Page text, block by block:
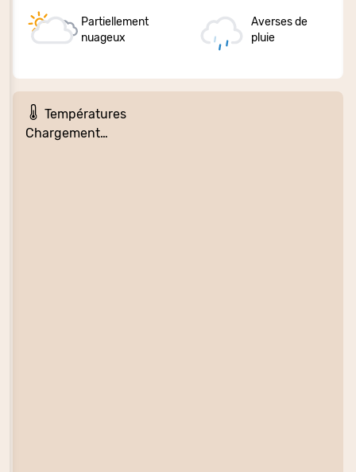
Partiellement
nuageux
Averses de
pluie
Températures
Chargement…